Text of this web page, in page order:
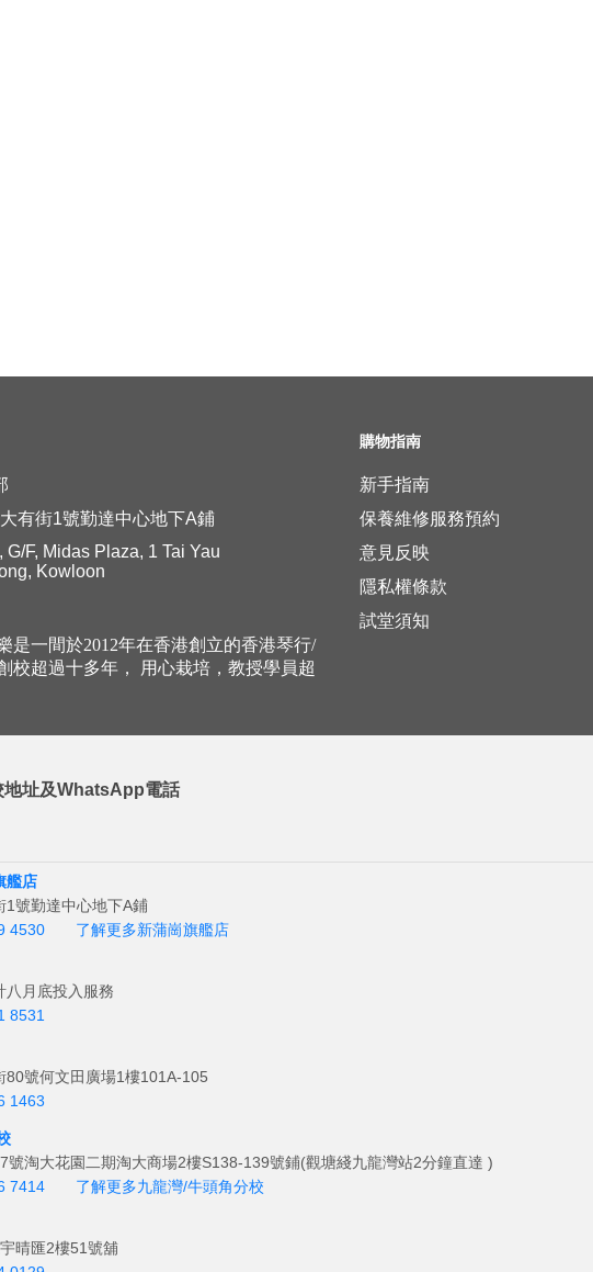
購物指南
有街1號勤達中心地下A鋪
F, Midas Plaza, 1 Tai Yau
Kowloon
新手指南
保養維修服務預約
意見反映
隱私權條款
試堂須知
是一間於2012年在香港創立的香港琴行/
校超過十多年， 用心栽培，教授學員超
地址及WhatsApp電話
艦店
1號勤達中心地下A鋪
4530
了解更多新蒲崗旗艦店
八月底投入服務
8531
80號何文田廣場1樓101A-105
1463
號淘大花園二期淘大商場2樓S138-139號鋪(觀塘綫九龍灣站2分鐘直達 )
7414
了解更多九龍灣/牛頭角分校
晴匯2樓51號舖